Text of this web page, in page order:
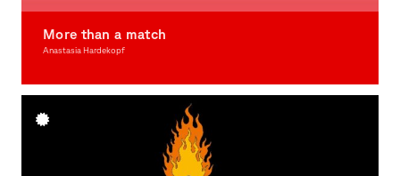
More than a match
Anastasia Hardekopf